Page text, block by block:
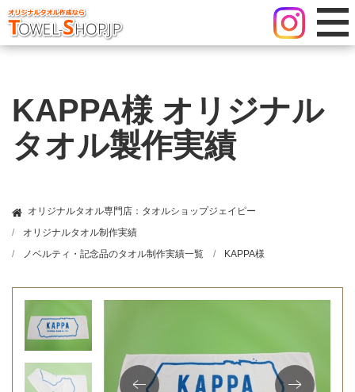
KAPPA様 オリジナル
タオル製作実績
オリジナルタオル専門店：タオルショップジェイピー
オリジナルタオル制作実績
ノベルティ・記念品のタオル制作実績一覧
KAPPA様